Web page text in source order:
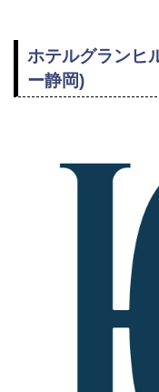
ホテルグランヒ
ー静岡)